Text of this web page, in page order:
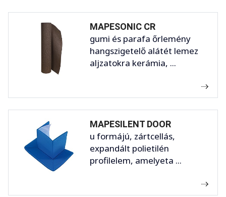
MAPESONIC CR
gumi és parafa őrlemény
hangszigetelő alátét lemez
aljzatokra kerámia, ...
MAPESILENT DOOR
u formájú, zártcellás,
expandált polietilén
profilelem, amelyeta ...